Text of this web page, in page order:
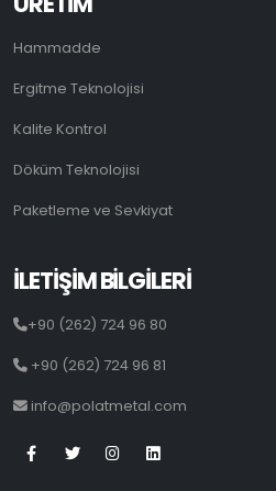
Hammadde
Ergitme Teknolojisi
Kalite Kontrol
Döküm Teknolojisi
Paketleme ve Sevkiyat
İLETİŞİM BİLGİLERİ
+90 (262) 724 96 80
+90 (262) 724 96 81
info@polatmetal.com